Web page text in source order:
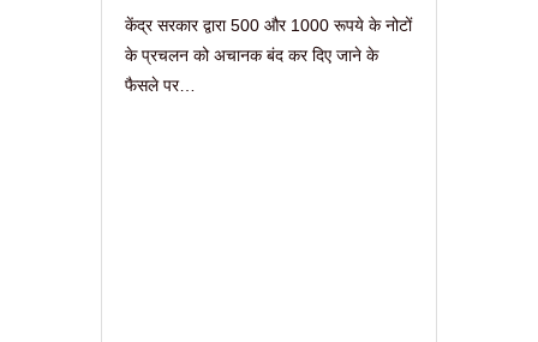
केंद्र सरकार द्वारा 500 और 1000 रूपये के नोटों
के प्रचलन को अचानक बंद कर दिए जाने के
फैसले पर…